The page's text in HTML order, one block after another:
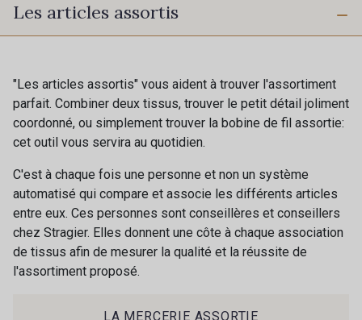
10 mm
70 mm
43 - 43 Elephant
401 - 401 Blanc
405 - 405 Porcelaine
23 - 23 Natural
614 - 614 White Coffee
27 - 27 Beige
Les articles assortis
"Les articles assortis" vous aident à trouver l'assortiment
parfait. Combiner deux tissus, trouver le petit détail joliment
coordonné, ou simplement trouver la bobine de fil assortie:
cet outil vous servira au quotidien.
C'est à chaque fois une personne et non un système
automatisé qui compare et associe les différents articles
entre eux. Ces personnes sont conseillères et conseillers
chez Stragier. Elles donnent une côte à chaque association
de tissus afin de mesurer la qualité et la réussite de
l'assortiment proposé.
LA MERCERIE ASSORTIE